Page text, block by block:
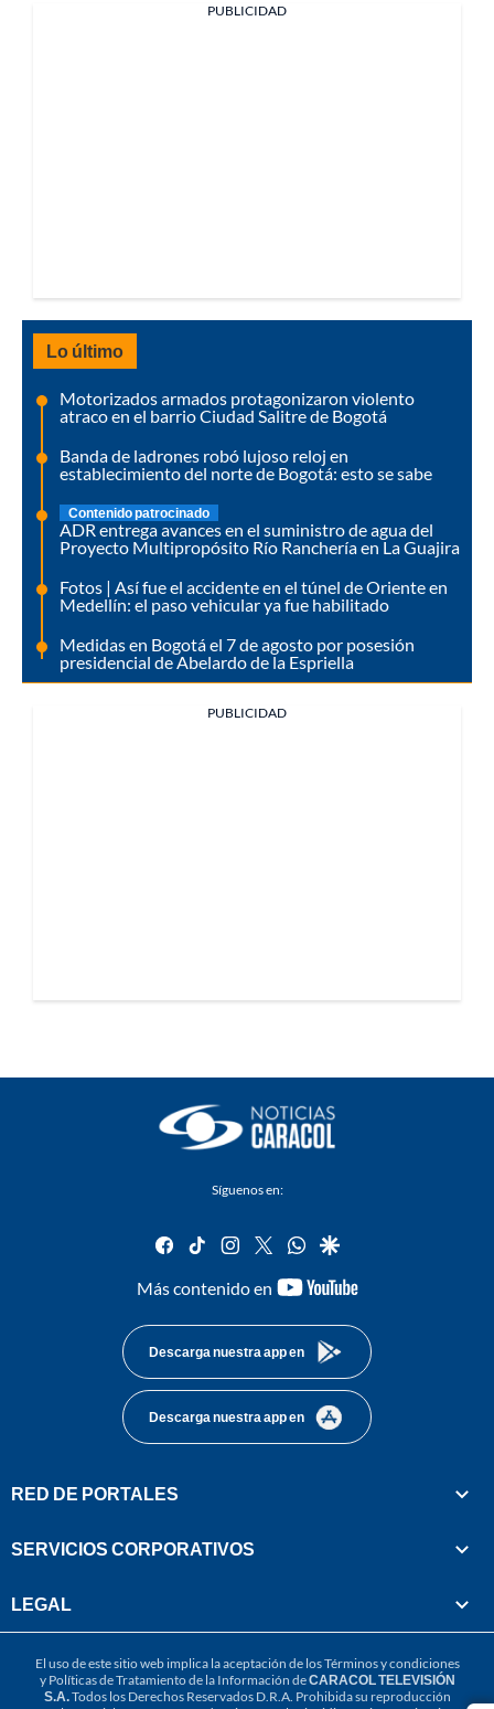
PUBLICIDAD
Lo último
Motorizados armados protagonizaron violento
atraco en el barrio Ciudad Salitre de Bogotá
Banda de ladrones robó lujoso reloj en
establecimiento del norte de Bogotá: esto se sabe
Contenido patrocinado
ADR entrega avances en el suministro de agua del
Proyecto Multipropósito Río Ranchería en La Guajira
Fotos | Así fue el accidente en el túnel de Oriente en
Medellín: el paso vehicular ya fue habilitado
Medidas en Bogotá el 7 de agosto por posesión
presidencial de Abelardo de la Espriella
PUBLICIDAD
Síguenos en:
facebook
tiktok instagram
twitterwhatsapp
google
Más contenido en
youtube-
Descarga nuestra app en
Descarga nuestra app en
RED DE PORTALES
SERVICIOS CORPORATIVOS
LEGAL
El uso de este sitio web implica la aceptación de losTérminos y condiciones
y Políticas de Tratamiento de la Información deCARACOL TELEVISIÓN
S.A.Todos los Derechos Reservados D.R.A. Prohibida su reproducción